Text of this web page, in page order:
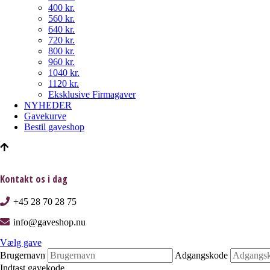
400 kr.
560 kr.
640 kr.
720 kr.
800 kr.
960 kr.
1040 kr.
1120 kr.
Eksklusive Firmagaver
NYHEDER
Gavekurve
Bestil gaveshop
Kontakt os i dag
+45 28 70 28 75
info@gaveshop.nu
Vælg gave
Brugernavn
Adgangskode